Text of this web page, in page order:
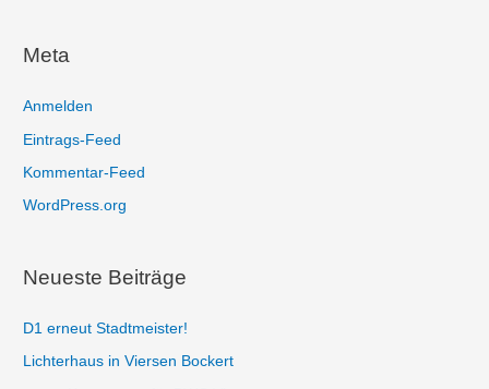
n
Meta
Anmelden
Eintrags-Feed
Kommentar-Feed
WordPress.org
Neueste Beiträge
D1 erneut Stadtmeister!
Lichterhaus in Viersen Bockert